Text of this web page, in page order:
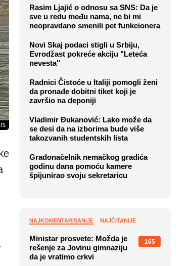
Rasim Ljajić o odnosu sa SNS: Da je
sve u redu među nama, ne bi mi
neopravdano smenili pet funkcionera
Novi Skaj podaci stigli u Srbiju,
Evrodžast pokreće akciju "Leteća
nevesta"
Radnici Čistoće u Italiji pomogli ženi
da pronađe dobitni tiket koji je
završio na deponiji
Vladimir Đukanović: Lako može da
se desi da na izborima bude više
takozvanih studentskih lista
Gradonačelnik nemačkog gradića
godinu dana pomoću kamere
špijunirao svoju sekretaricu
NAJKOMENTARISANIJE NAJČITANIJE
Ministar prosvete: Možda je
rešenje za Jovinu gimnaziju
da je vratimo crkvi
165